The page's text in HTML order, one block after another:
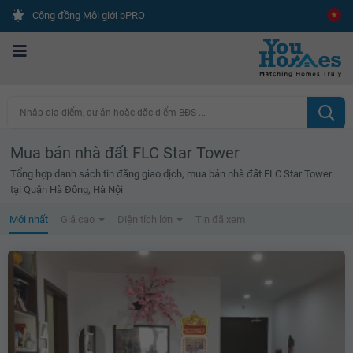
Cộng đồng Môi giới bPRO
Nhập địa điểm, dự án hoặc đặc điểm BĐS ...
Mua bán nhà đất FLC Star Tower
Tổng hợp danh sách tin đăng giao dịch, mua bán nhà đất FLC Star Tower
tại Quận Hà Đông, Hà Nội
Mới nhất Giá cao Diện tích lớn Tin đã xem